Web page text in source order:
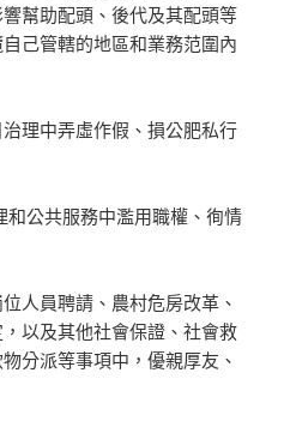
幫助配頭、後代及其配頭等
己管轄的地區和業務范圍內
治理中弄虛作假、損公肥私行
公共服務中濫用職權、徇情
人員聘請、農村危房改革、
以及其他社會保證、社會救
分派等事項中，優親厚友、